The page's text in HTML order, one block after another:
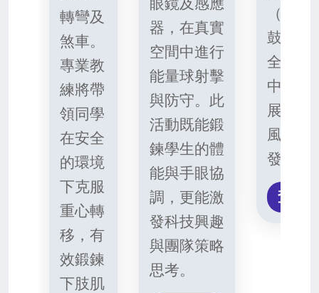
轉彎及
煞車。
專業教
練將帶
領同學
在安全
的環境
下克服
重心轉
移，有
效鍛鍊
下肢肌
眼鏡及感應
器，在真實
空間中進行
能量球射擊
與防守。此
活動既能鍛
鍊學生的體
能與手眼協
調，更能激
發科技興趣
與團隊策略
思考。
（
鼓勵學
全的技
中發揮
展現個
風格與
發力。
查看